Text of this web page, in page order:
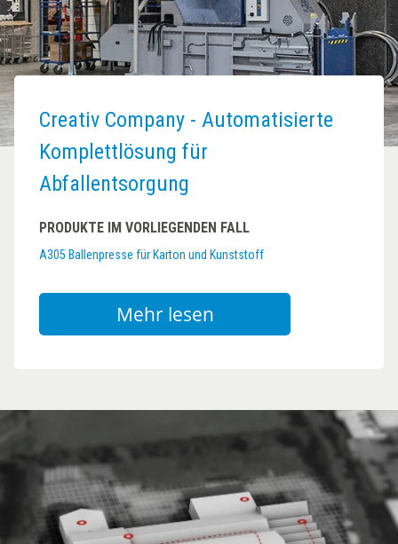
Creativ Company - Automatisierte
Komplettlösung für
Abfallentsorgung
PRODUKTE IM VORLIEGENDEN FALL
A305 Ballenpresse für Karton und Kunststoff
Mehr lesen